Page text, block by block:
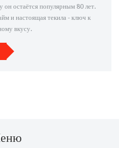
он остаётся популярным 80 лет.
и настоящая текила - ключ к
вкусу.